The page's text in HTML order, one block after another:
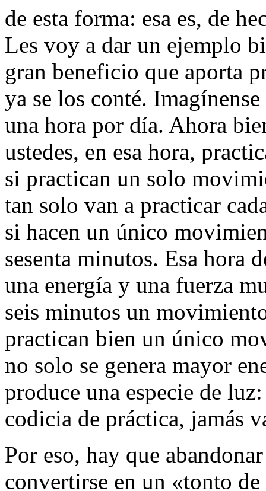
de esta forma: esa es, de
Les voy a dar un ejemplo
gran beneficio que aporta
ya se los conté.
una hora por día. Ahora
ustedes, en esa hora,
si practican un solo
tan solo van a practicar
si hacen un único
sesenta minutos. Esa hora
una energía y una fuerza
seis minutos un
practican bien un único
no solo se genera mayor
produce una especie de
codicia de práctica, jamás
Por eso, hay que
convertirse en un «tonto